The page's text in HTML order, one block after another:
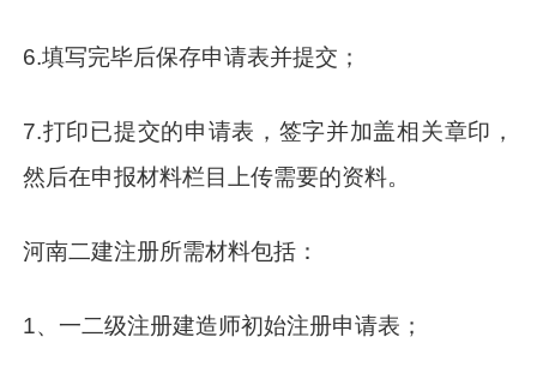
6.填写完毕后保存申请表并提交；
7.打印已提交的申请表，签字并加盖相关章印，
然后在申报材料栏目上传需要的资料。
河南二建注册所需材料包括：
1、一二级注册建造师初始注册申请表；